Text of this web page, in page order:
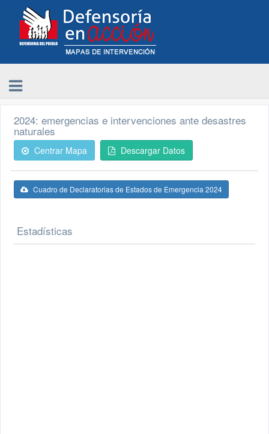
2024: emergencias e intervenciones ante desastres
naturales
Centrar Mapa Descargar Datos
Cuadro de Declaratorias de Estados de Emergencia 2024
Estadísticas